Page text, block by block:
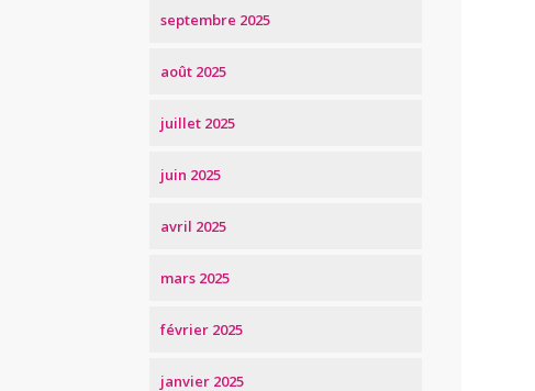
septembre 2025
août 2025
juillet 2025
juin 2025
avril 2025
mars 2025
février 2025
janvier 2025